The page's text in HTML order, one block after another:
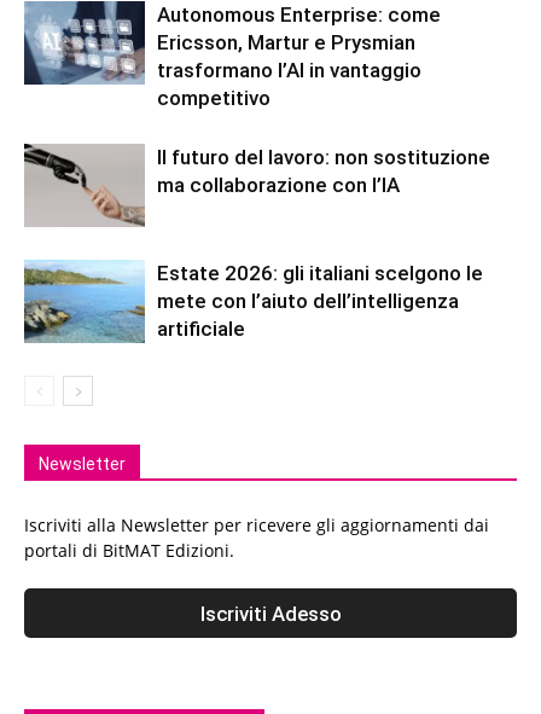
Autonomous Enterprise: come
Ericsson, Martur e Prysmian
trasformano l’AI in vantaggio
competitivo
Il futuro del lavoro: non sostituzione
ma collaborazione con l’IA
Estate 2026: gli italiani scelgono le
mete con l’aiuto dell’intelligenza
artificiale
Newsletter
Iscriviti alla Newsletter per ricevere gli aggiornamenti dai
portali di BitMAT Edizioni.